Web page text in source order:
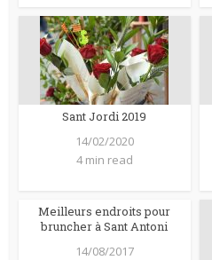
Sant Jordi 2019
14/02/2020
4 min read
Meilleurs endroits pour
bruncher à Sant Antoni
14/08/2017